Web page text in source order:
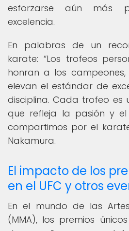
esforzarse aún más
excelencia.
En palabras de un
karate:
Los trofeos
honran a los
elevan el estándar de
disciplina. Cada trofeo es
que refleja la pasión y
compartimos por el
Nakamura.
El impacto de los
en el UFC y otros
En el mundo de las
(MMA), los premios